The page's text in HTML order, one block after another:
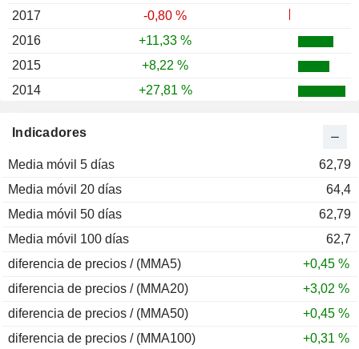
Indicadores
Media móvil 5 días
62,79
Media móvil 20 días
64,4
Media móvil 50 días
62,79
Media móvil 100 días
62,7
diferencia de precios / (MMA5)
+0,45 %
diferencia de precios / (MMA20)
+3,02 %
diferencia de precios / (MMA50)
+0,45 %
diferencia de precios / (MMA100)
+0,31 %
2017
-0,80 %
2016
+11,33 %
2015
+8,22 %
2014
+27,81 %
2012
2011
2010
2009
2008
2007
-2,45 %
2006
+28,12 %
2005
-14,51 %
2004
+26,45 %